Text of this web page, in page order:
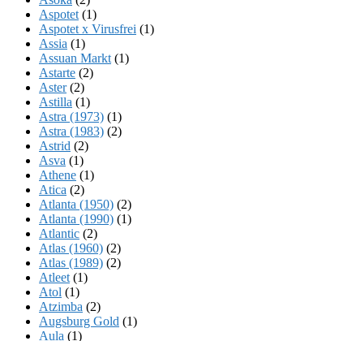
Aspotet (1)
Aspotet x Virusfrei (1)
Assia (1)
Assuan Markt (1)
Astarte (2)
Aster(2)
Astilla (1)
Astra (1973) (1)
Astra (1983) (2)
Astrid (2)
Asva (1)
Athene (1)
Atica (2)
Atlanta (1950) (2)
Atlanta (1990) (1)
Atlantic (2)
Atlas (1960) (2)
Atlas (1989) (2)
Atleet (1)
Atol (1)
Atzimba (2)
Augsburg Gold (1)
Aula (1)